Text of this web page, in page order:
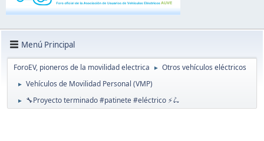
Menú Principal
ForoEV, pioneros de la movilidad electrica ► Otros vehículos eléctricos
► Vehículos de Movilidad Personal (VMP)
► 🔧Proyecto terminado #patinete #eléctrico ⚡🛴